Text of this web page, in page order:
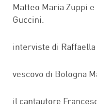
Matteo Maria Zuppi
Guccini.
interviste di Raffaella
vescovo di Bologna
il cantautore